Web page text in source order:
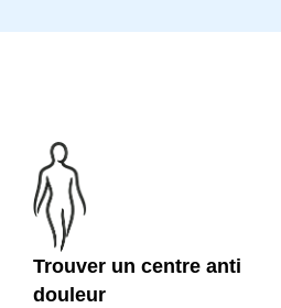
Trouver un centre anti
douleur